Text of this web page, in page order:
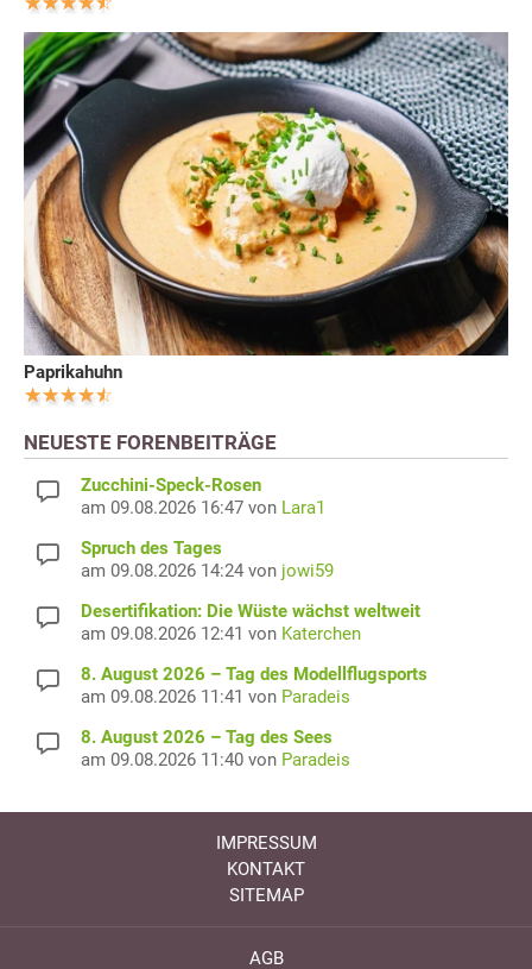
Paprikahuhn
NEUESTE FORENBEITRÄGE
Zucchini-Speck-Rosen
am 09.08.2026 16:47 von Lara1
Spruch des Tages
am 09.08.2026 14:24 von jowi59
Desertifikation: Die Wüste wächst weltweit
am 09.08.2026 12:41 von Katerchen
8. August 2026 – Tag des Modellflugsports
am 09.08.2026 11:41 von Paradeis
8. August 2026 – Tag des Sees
am 09.08.2026 11:40 von Paradeis
IMPRESSUM
KONTAKT
SITEMAP
AGB